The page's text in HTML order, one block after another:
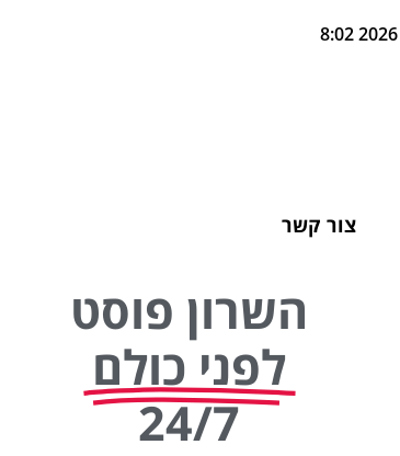
צור קשר
השרון פוסט
לפני כולם
24/7